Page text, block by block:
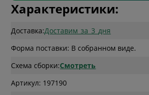
Характеристики:
Доставка:Доставим_за_3_дня
Форма поставки: В собранном виде.
Схема сборки:Смотреть
Артикул: 197190